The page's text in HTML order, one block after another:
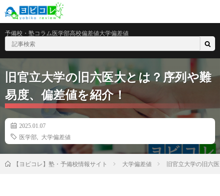
予備校・塾コラム医学部高校偏差値大学偏差値
旧官立大学の旧六医大とは？序列や難
易度、偏差値を紹介！
2025.01.07
医学部
大学偏差値
【ヨビコレ】塾・予備校情報サイト 大学偏差値 旧官立大学の旧六